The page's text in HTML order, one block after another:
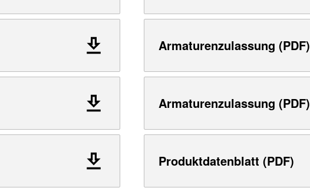
Armaturenzulassung (PDF)
Armaturenzulassung (PDF)
Produktdatenblatt (PDF)